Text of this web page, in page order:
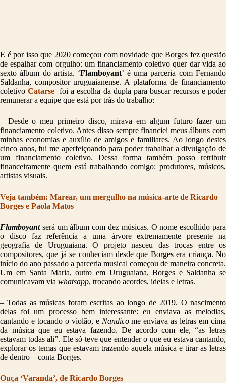
E é por isso que 2020 começou com novidade que Borges fez questão
de espalhar com orgulho: um financiamento coletivo quer dar vida ao
sexto álbum do artista. ‘Flamboyant’ é uma parceria com Fernando
Saldanha, compositor uruguaianense. A plataforma de financiamento
coletivoCatarse foi a escolha da dupla para buscar recursos e poder
remunerar a equipe que está por trás do trabalho:
– Desde o meu primeiro disco, mirava em algum futuro fazer um
financiamento coletivo. Antes disso sempre financiei meus álbuns com
minhas economias e auxílio de amigos e familiares. Ao longo destes
cinco anos, fui me aperfeiçoando para poder trabalhar a divulgação de
um financiamento coletivo. Dessa forma também posso retribuir
financeiramente quem está trabalhando comigo: produtores, músicos,
artistas visuais.
Veja também: Marear, um mergulho na música-arte de Ricardo
Borges e Paola Matos
Flamboyantserá um álbum com dez músicas. O nome escolhido para
o disco faz referência a uma árvore extremamente presente na
geografia de Uruguaiana. O projeto nasceu das trocas entre os
compositores, que já se conheciam desde que Borges era criança. No
início do ano passado a parceria musical começou de maneira concreta.
Um em Santa Maria, outro em Uruguaiana, Borges e Saldanha se
comunicavam via whatsapp, trocando acordes, ideias e letras.
– Todas as músicas foram escritas ao longo de 2019. O nascimento
delas foi um processo bem interessante: eu enviava as melodias,
cantando e tocando o violão, e Nandicome enviava as letras em cima
da música que eu estava fazendo. De acordo com ele, “as letras
estavam todas ali”. Ele só teve que entender o que eu estava cantando,
explorar os temas que estavam trazendo aquela música e tirar as letras
de dentro – conta Borges.
Ouça ‘Varanda’, de Ricardo Borges